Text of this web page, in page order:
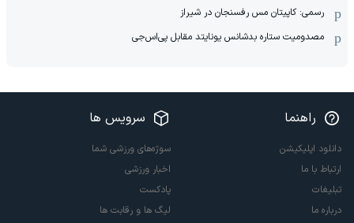
رسمی: کاپیتان مس رفسنجان در شیراز
مصدومیت ستاره بدشانس یونایتد مقابل پی‌اس‌جی
راهنما
دانلود اپلیکیشن
ارتباط با ما
تبلیغات
درباره ما
سرویس ها
سوژه‌های ورزشی شما
اخبار ورزشی
پادکست
لیگ ها و رقابت ها